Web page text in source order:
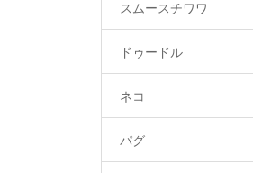
スムースチワワ
ドゥードル
ネコ
パグ